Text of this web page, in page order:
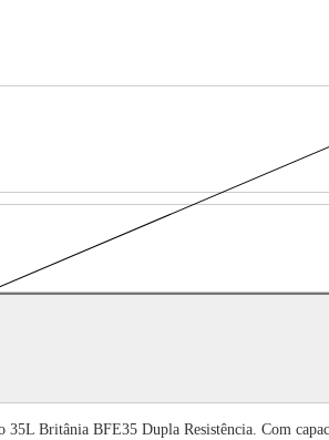
Britânia BFE35 Dupla Resistência. Com